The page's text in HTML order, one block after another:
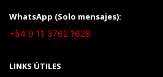
WhatsApp (Solo mensajes):
+54 9 11 3762 1628
LINKS ÚTILES